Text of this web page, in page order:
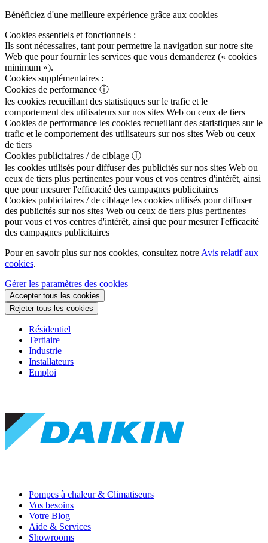
Bénéficiez d'une meilleure expérience grâce aux cookies
Cookies essentiels et fonctionnels :
Ils sont nécessaires, tant pour permettre la navigation sur notre site
Web que pour fournir les services que vous demanderez (« cookies
minimum »).
Cookies supplémentaires :
Cookies de performance ⓘ
les cookies recueillant des statistiques sur le trafic et le
comportement des utilisateurs sur nos sites Web ou ceux de tiers
Cookies de performance les cookies recueillant des statistiques sur le
trafic et le comportement des utilisateurs sur nos sites Web ou ceux
de tiers
Cookies publicitaires / de ciblage ⓘ
les cookies utilisés pour diffuser des publicités sur nos sites Web ou
ceux de tiers plus pertinentes pour vous et vos centres d'intérêt, ainsi
que pour mesurer l'efficacité des campagnes publicitaires
Cookies publicitaires / de ciblage les cookies utilisés pour diffuser
des publicités sur nos sites Web ou ceux de tiers plus pertinentes
pour vous et vos centres d'intérêt, ainsi que pour mesurer l'efficacité
des campagnes publicitaires
Pour en savoir plus sur nos cookies, consultez notre Avis relatif aux
cookies.
Gérer les paramètres des cookies
Accepter tous les cookies
Rejeter tous les cookies
Résidentiel
Tertiaire
Industrie
Installateurs
Emploi
Pompes à chaleur & Climatiseurs
Vos besoins
Votre Blog
Aide & Services
Showrooms